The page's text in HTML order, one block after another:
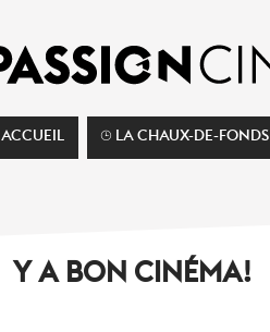
ACCUEIL ⌚︎ LA CHAUX-DE-FONDS
Y A BON CINÉMA!